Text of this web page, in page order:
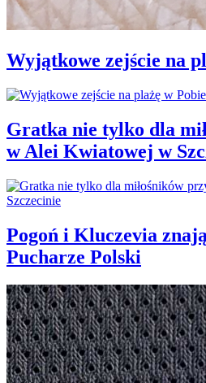
Wyjątkowe zejście na
Gratka nie tylko dla
w Alei Kwiatowej w
Pogoń i Kluczevia
Pucharze Polski